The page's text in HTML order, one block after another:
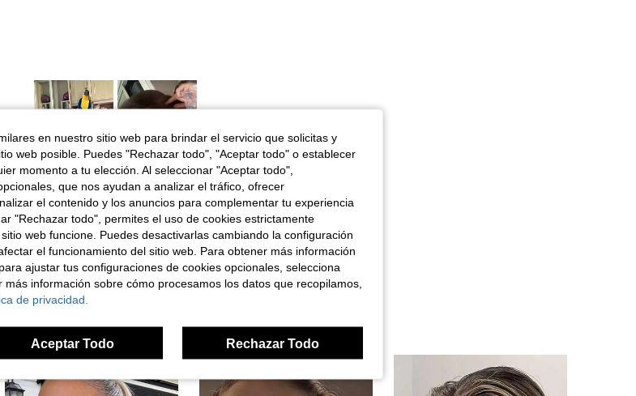
Útil (13)
en nuestro sitio web para brindar el servicio que solicitas y
web posible. Puedes "Rechazar todo", "Aceptar todo" o establecer
momento a tu elección. Al seleccionar "Aceptar todo",
que nos ayudan a analizar el tráfico, ofrecer
el contenido y los anuncios para complementar tu experiencia
"Rechazar todo", permites el uso de cookies estrictamente
web funcione. Puedes desactivarlas cambiando la configuración
el funcionamiento del sitio web. Para obtener más información
ajustar tus configuraciones de cookies opcionales, selecciona
información sobre cómo procesamos los datos que recopilamos,
de privacidad.
Aceptar Todo Rechazar Todo